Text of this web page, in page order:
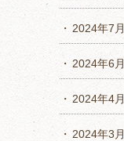
2024年7月
2024年6月
2024年4月
2024年3月